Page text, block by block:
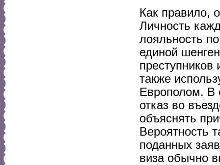
Как правило,
Личность
лояльность
единой
преступников
также
Европолом. В
отказ во
объяснять
Вероятность
поданных
виза обычно